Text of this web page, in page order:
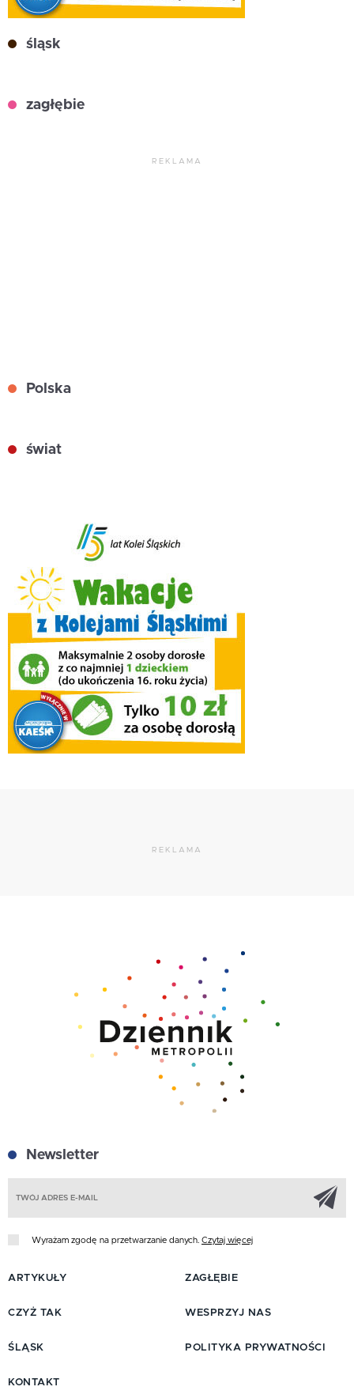
śląsk
zagłębie
REKLAMA
Polska
świat
REKLAMA
Newsletter
Wyrażam zgodę na przetwarzanie danych. Czytaj więcej
ARTYKUŁY
CZYŻ TAK
ŚLĄSK
ZAGŁĘBIE
WESPRZYJ NAS
POLITYKA PRYWATNOŚCI
KONTAKT